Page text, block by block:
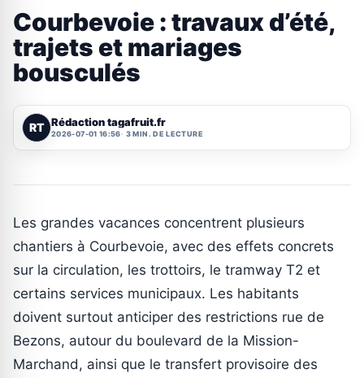
Courbevoie : travaux d’été,
trajets et mariages
bousculés
RT Rédaction tagafruit.fr
2026-07-01 16:56 3 MIN. DE LECTURE
Les grandes vacances concentrent plusieurs
chantiers à Courbevoie, avec des effets concrets
sur la circulation, les trottoirs, le tramway T2 et
certains services municipaux. Les habitants
doivent surtout anticiper des restrictions rue de
Bezons, autour du boulevard de la Mission-
Marchand, ainsi que le transfert provisoire des